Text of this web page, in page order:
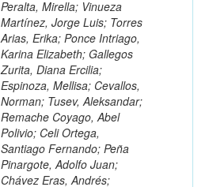
Peralta, Mirella; Vinueza
Martínez, Jorge Luis; Torres
Arias, Erika; Ponce Intriago,
Karina Elizabeth; Gallegos
Zurita, Diana Ercilia;
Espinoza, Mellisa; Cevallos,
Norman; Tusev, Aleksandar;
Remache Coyago, Abel
Polivio; Celi Ortega,
Santiago Fernando; Peña
Pinargote, Adolfo Juan;
Chávez Eras, Andrés;